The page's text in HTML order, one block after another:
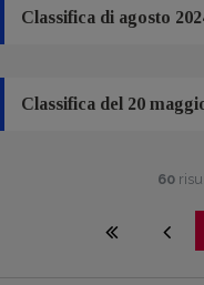
Classifica di agosto
Classifica del 20
60